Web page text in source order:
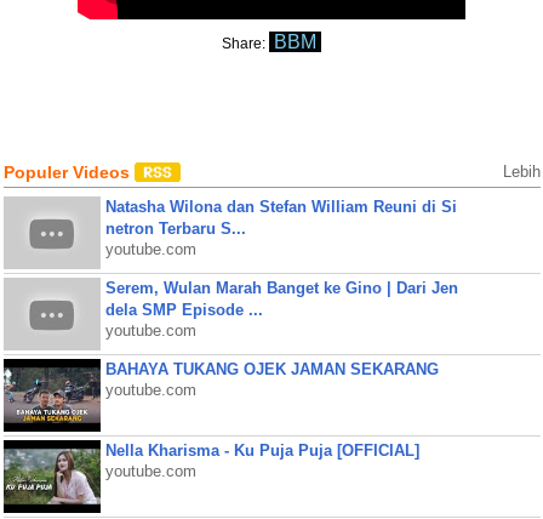
Share: BBM
Populer Videos Lebih
Natasha Wilona dan Stefan William Reuni di Si
netron Terbaru S...
youtube.com
Serem, Wulan Marah Banget ke Gino | Dari Jen
dela SMP Episode ...
youtube.com
BAHAYA TUKANG OJEK JAMAN SEKARANG
youtube.com
Nella Kharisma - Ku Puja Puja [OFFICIAL]
youtube.com